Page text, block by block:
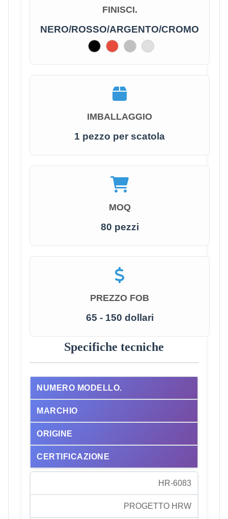
FINISCI.
NERO/ROSSO/ARGENTO/CROMO
IMBALLAGGIO
1 pezzo per scatola
MOQ
80 pezzi
PREZZO FOB
65 - 150 dollari
Specifiche tecniche
NUMERO MODELLO.
MARCHIO
ORIGINE
CERTIFICAZIONE
HR-6083
PROGETTO HRW